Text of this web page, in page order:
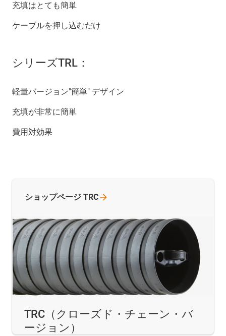
充填はとても簡単
ケーブルを押し込むだけ
シリーズTRL：
軽量バージョン"簡単" デザイン
充填が非常に簡単
費用対効果
TRC（クローズド・チェーン・バ
ージョン）
ショップページ TRC